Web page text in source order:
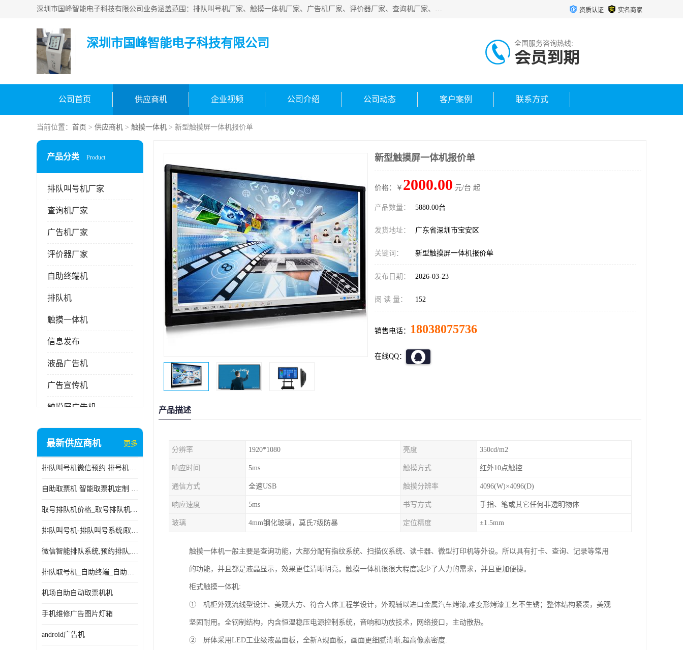
深圳市国峰智能电子科技有限公司业务涵盖范围：排队叫号机厂家、触摸一体机厂家、广告机厂家、评价器厂家、查询机厂家、自助终端机厂家；公司是一家集研发、生产、销售为一体的国民企业，设备制造商和解决方案提供商，广泛应用于银行、医院、、电力、电信、、交通、民航、保险等行业，为不同行业量身定制软硬件为一体的解决方案。 资质认证 实名商家
深圳市国峰智能电子科技有限公司 全国服务咨询热线:
会员到期
公司首页 供应商机 企业视频 公司介绍 公司动态 客户案例 联系方式
当前位置： 首页 > 供应商机 > 触摸一体机 > 新型触摸屏一体机报价单
产品分类 Product
排队叫号机厂家
查询机厂家
广告机厂家
评价器厂家
自助终端机
排队机
触摸一体机
信息发布
液晶广告机
广告宣传机
触摸屏广告机
液晶显示器
电子白板
自助服务终端
最新供应商机 更多
排队叫号机微信预约 排号机诊所 行政大厅营业厅取号机
自助取票机 智能取票机定制 款式多样
取号排队机价格_取号排队机报价_取号排队机多少钱
排队叫号机-排队叫号系统|取号机-液晶拼接屏-自助终端机
微信智能排队系统,预约排队,扫码排队,微信叫号
排队取号机_自助终端_自助签到一体机 支持定做
机场自助自动取票机机
手机维修广告图片灯箱
android广告机
新型触摸屏一体机报价单
价格：￥ 2000.00 元/台 起
产品数量： 5880.00台
发货地址： 广东省深圳市宝安区
关键词： 新型触摸屏一体机报价单
发布日期： 2026-03-23
阅 读 量： 152
销售电话： 18038075736
在线QQ：
产品描述
分辨率 1920*1080 亮度 350cd/m2
响应时间 5ms 触摸方式 红外10点触控
通信方式 全速USB 触摸分辨率 4096(W)×4096(D)
响应速度 5ms 书写方式 手指、笔或其它任何非透明物体
玻璃 4mm钢化玻璃，莫氏7级防暴 定位精度 ±1.5mm
触摸一体机一般主要是查询功能，大部分配有指纹系统、扫描仪系统、读卡器、微型打印机等外设。所以具有打卡、查询、记录等常用
的功能，并且都是液晶显示，效果更佳清晰明亮。触摸一体机很很大程度减少了人力的需求，并且更加便捷。
柜式触摸一体机:
① 机柜外观流线型设计、美观大方、符合人体工程学设计，外观辅以进口金属汽车烤漆,难变形烤漆工艺不生锈；整体结构紧凑，美观
坚固耐用。全钢制结构，内含恒温稳压电源控制系统，音响和功放技术，网络接口，主动散热。
② 屏体采用LED工业级液晶面板，全新A规面板，画面更细腻清晰,超高像素密度.